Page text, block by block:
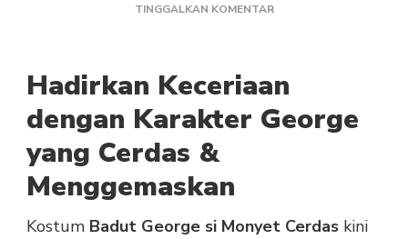
TINGGALKAN KOMENTARPADA
SI
CERDAS
Hadirkan Keceriaan
dengan Karakter George
yang Cerdas &
Menggemaskan
Kostum Badut George si Monyet Cerdas kini